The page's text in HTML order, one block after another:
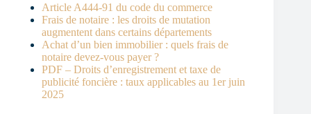
Article A444-91 du code du commerce
Frais de notaire : les droits de mutation
augmentent dans certains départements
Achat d’un bien immobilier : quels frais de
notaire devez-vous payer ?
PDF – Droits d’enregistrement et taxe de
publicité foncière : taux applicables au 1er juin
2025